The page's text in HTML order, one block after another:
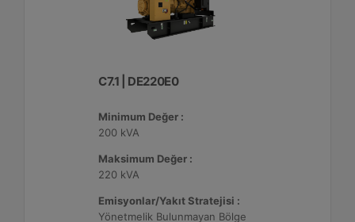
C7.1 | DE220E0
Minimum Değer :
200 kVA
Maksimum Değer :
220 kVA
Emisyonlar/Yakıt Stratejisi :
Yönetmelik Bulunmayan Bölge